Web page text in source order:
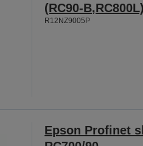
(RC90-B,RC800L)
R12NZ9005P
Epson Profinet